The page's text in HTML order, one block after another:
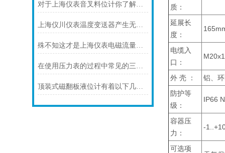
对于上海仪表音叉料位计你了解多少呢？
上海仪川仪表温度变送器产生无输出的原因及解决方法
殊不知这才是上海仪表电磁流量计的功能所在
在使用压力表的过程中常见的三个问题及解决方法
顶装式磁翻板液位计有着以下几大技术特点
质：
延展长
度：
电缆入
口：
外 壳 ：
铝、
防护等
级：
IP66
容器压
力：
-
可选项